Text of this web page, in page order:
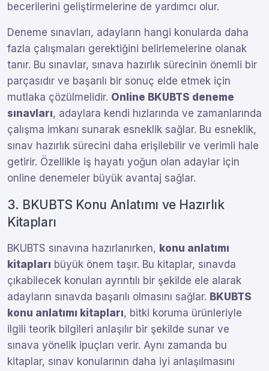
becerilerini geliştirmelerine de yardımcı olur.
Deneme sınavları, adayların hangi konularda daha
fazla çalışmaları gerektiğini belirlemelerine olanak
tanır. Bu sınavlar, sınava hazırlık sürecinin önemli bir
parçasıdır ve başarılı bir sonuç elde etmek için
mutlaka çözülmelidir. Online BKUBTS deneme
sınavları, adaylara kendi hızlarında ve zamanlarında
çalışma imkanı sunarak esneklik sağlar. Bu esneklik,
sınav hazırlık sürecini daha erişilebilir ve verimli hale
getirir. Özellikle iş hayatı yoğun olan adaylar için
online denemeler büyük avantaj sağlar.
3. BKUBTS Konu Anlatımı ve Hazırlık
Kitapları
BKUBTS sınavına hazırlanırken, konu anlatımı
kitapları büyük önem taşır. Bu kitaplar, sınavda
çıkabilecek konuları ayrıntılı bir şekilde ele alarak
adayların sınavda başarılı olmasını sağlar. BKUBTS
konu anlatımı kitapları, bitki koruma ürünleriyle
ilgili teorik bilgileri anlaşılır bir şekilde sunar ve
sınava yönelik ipuçları verir. Aynı zamanda bu
kitaplar, sınav konularının daha iyi anlaşılmasını